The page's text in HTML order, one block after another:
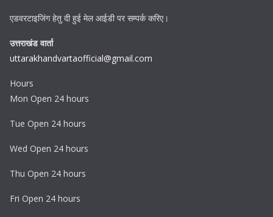
एडवरटाइजिंग हेतु दी हुई मेल आईडी पर सम्पर्क करिए।
उत्तराखंड वार्ता
uttarakhandvartaofficial@gmail.com
Hours
Mon Open 24 hours
Tue Open 24 hours
Wed Open 24 hours
Thu Open 24 hours
Fri Open 24 hours